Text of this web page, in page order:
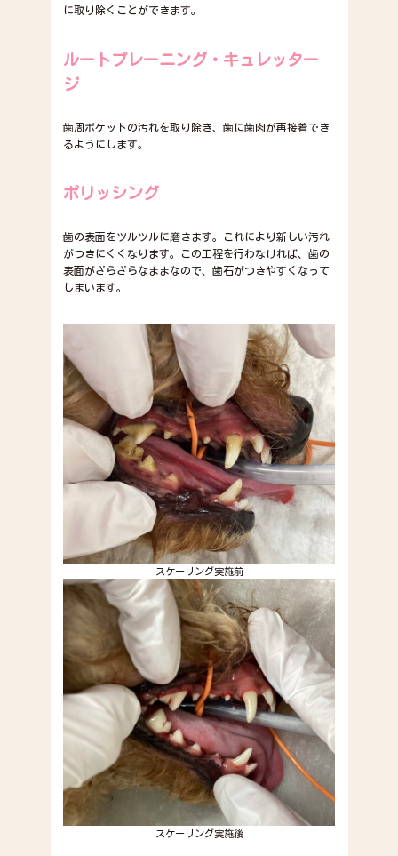
に取り除くことができます。
ルートプレーニング・キュレッター
ジ
歯周ポケットの汚れを取り除き、歯に歯肉が再接着でき
るようにします。
ポリッシング
歯の表面をツルツルに磨きます。これにより新しい汚れ
がつきにくくなります。この工程を行わなければ、歯の
表面がざらざらなままなので、歯石がつきやすくなって
しまいます。
スケーリング実施前
スケーリング実施後